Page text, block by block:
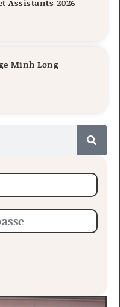
Assistants 2026
Minh Long